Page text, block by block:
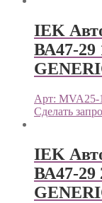
IEK
ВА47-29
Арт: MVA25-
Сделать
IEK
ВА47-29